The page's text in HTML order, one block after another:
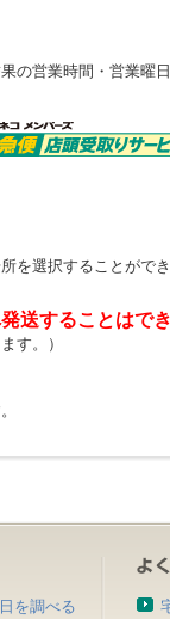
の営業時間・営業曜
を選択することができ
送することはでき
す。）
を調べる